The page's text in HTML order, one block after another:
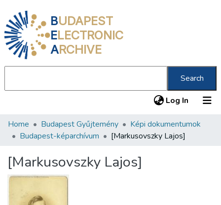
BUDAPEST
ELECTRONIC
ARCHIVE
Search
Log In (current)
Communities & Collections
Statistics
Home Budapest Gyűjtemény
Képi dokumentumok
Budapest-képarchívum
[Markusovszky Lajos]
[Markusovszky Lajos]